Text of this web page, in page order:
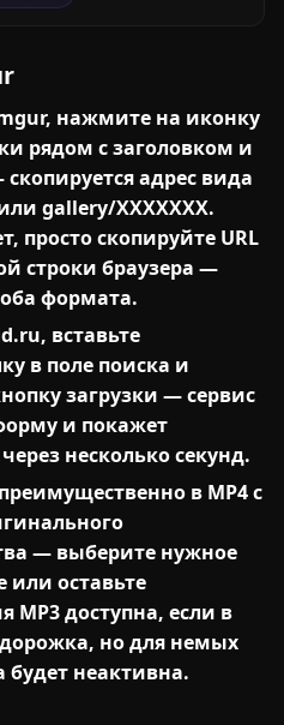
нажмите на иконку
рядом с заголовком и
адрес вида
gallery/XXXXXXX.
просто скопируйте URL
строки браузера —
формата.
вставьте
в поле поиска и
загрузки — сервис
и покажет
несколько секунд.
в MP4 с
— выберите нужное
или оставьте
MP3 доступна, если в
дорожка, но для немых
будет неактивна.